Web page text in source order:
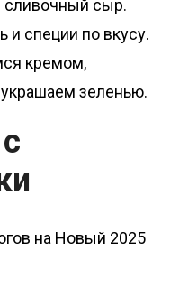
сливочный сыр.
и специи по вкусу.
кремом,
зеленью.